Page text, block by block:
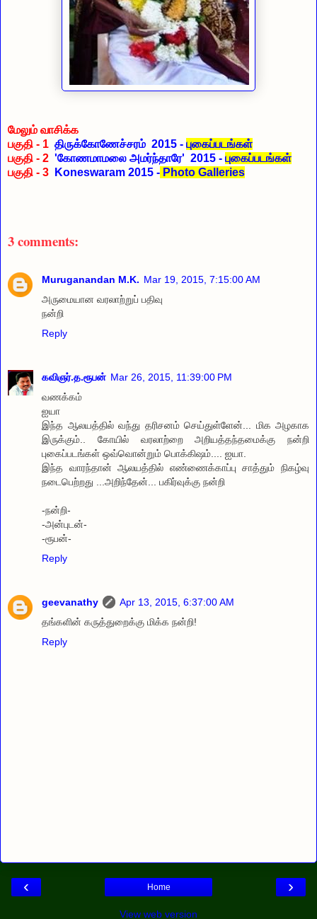
மேலும் வாசிக்க
பகுதி - 1 திருக்கோணேச்சரம் 2015 - புகைப்படங்கள்
பகுதி - 2 'கோணமாமலை அமர்ந்தாரே' 2015 - புகைப்படங்கள்
பகுதி - 3
Koneswaram 2015 - Photo Galleries
3 comments:
Muruganandan M.K. Mar 19, 2015, 7:15:00 AM
அருமையான வரலாற்றுப் பதிவு
நன்றி
Reply
கவிஞர்.த.ரூபன் Mar 26, 2015, 11:39:00 PM
வணக்கம்
ஐயா
இந்த ஆலயத்தில் வந்து தரிசனம் செய்துள்ளேன்... மிக அழகாக
இருக்கும்.. கோயில் வரலாற்றை அறியத்தந்தமைக்கு நன்றி
புகைப்படங்கள் ஒவ்வொன்றும் பொக்கிஷம்.... ஐயா.
இந்த வாரந்தான் ஆலயத்தில் எண்ணைக்காப்பு சாத்தும் நிகழ்வு
நடைபெற்றது ...அறிந்தேன்... பகிர்வுக்கு நன்றி
-நன்றி-
-அன்புடன்-
-ரூபன்-
Reply
geevanathy
Apr 13, 2015, 6:37:00 AM
தங்களின் கருத்துறைக்கு மிக்க நன்றி!
Reply
‹ ›
Home
View web version